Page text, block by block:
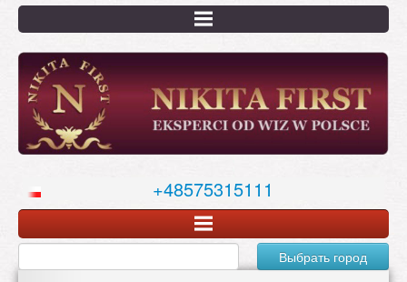
Перейти
основному
содержанию
+48575315111
Выбрать город